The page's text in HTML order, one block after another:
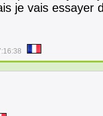
je vais essayer